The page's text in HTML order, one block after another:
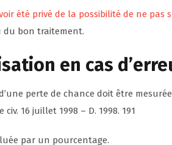
été privé de la possibilité de ne
du bon traitement.
en cas
perte de chance doit être
16 juillet 1998 – D. 1998. 191
par un pourcentage.